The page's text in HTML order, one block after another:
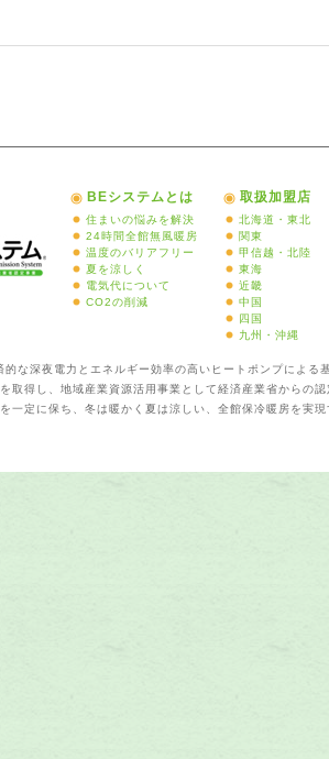
BEシステムとは
住まいの悩みを解決
24時間全館無風暖房
温度のバリアフリー
夏を涼しく
電気代について
CO2の削減
取扱加盟店
北海道・東北
関東
甲信越・北陸
東海
近畿
中国
四国
九州・沖縄
的な深夜電力とエネルギー効率の高いヒートポンプによ
取得し、地域産業資源活用事業として経済産業省からの
一定に保ち、冬は暖かく夏は涼しい、全館保冷暖房を実